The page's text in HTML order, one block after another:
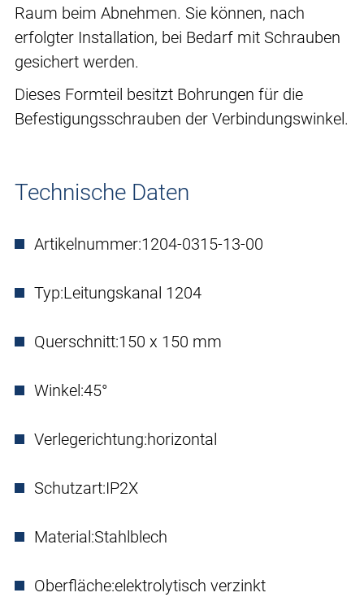
Raum beim Abnehmen. Sie können, nach
erfolgter Installation, bei Bedarf mit Schrauben
gesichert werden.
Dieses Formteil besitzt Bohrungen für die
Befestigungsschrauben der Verbindungswinkel.
Technische Daten
Artikelnummer:1204-0315-13-00
Typ:Leitungskanal 1204
Querschnitt:150 x 150 mm
Winkel:45°
Verlegerichtung:horizontal
Schutzart:IP2X
Material:Stahlblech
Oberfläche:elektrolytisch verzinkt